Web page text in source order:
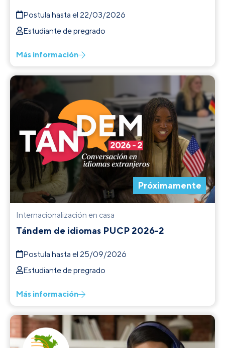
Postula hasta el 22/03/2026
Estudiante de pregrado
Más información
Próximamente
Internacionalización en casa
Tándem de idiomas PUCP 2026-2
Postula hasta el 25/09/2026
Estudiante de pregrado
Más información